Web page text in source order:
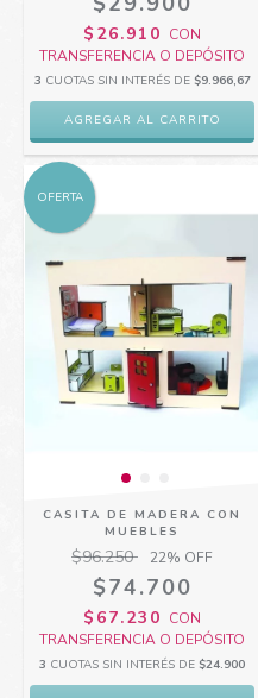
$26.910 CON
TRANSFERENCIA O DEPÓSITO
3 CUOTAS SIN INTERÉS DE $9.966,67
OFERTA
CASITA DE MADERA CON
MUEBLES
$96.250 22% OFF
$74.700
$67.230 CON
TRANSFERENCIA O DEPÓSITO
3 CUOTAS SIN INTERÉS DE $24.900